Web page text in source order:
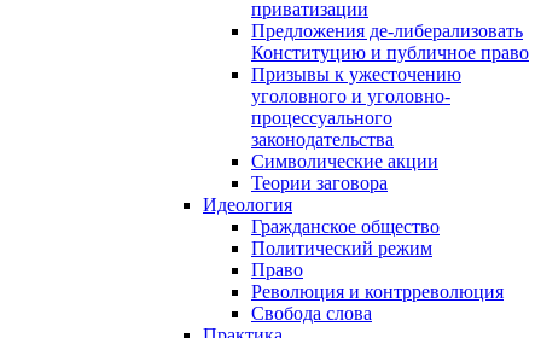
приватизации
Предложения де-либерализовать
Конституцию и публичное право
Призывы к ужесточению
уголовного и уголовно-
процессуального
законодательства
Символические акции
Теории заговора
Идеология
Гражданское общество
Политический режим
Право
Революция и контрреволюция
Свобода слова